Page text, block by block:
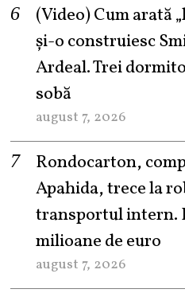
(Video) Cum arată
şi-o construiesc
Ardeal. Trei
sobă
august 7, 2026
Rondocarton,
Apahida, trece la
transportul intern.
milioane de euro
august 7, 2026